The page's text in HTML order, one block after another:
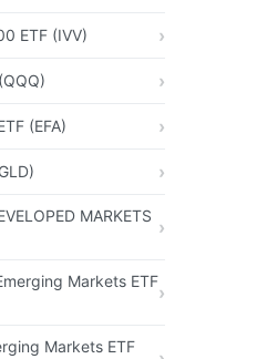
ETF (IVV)
(EFA)
MARKETS
Markets ETF
Markets ETF